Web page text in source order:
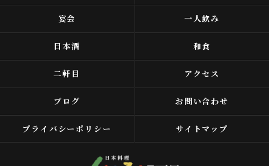
宴会 一人飲み
日本酒 和食
二軒目 アクセス
ブログ お問い合わせ
プライバシーポリシー サイトマップ